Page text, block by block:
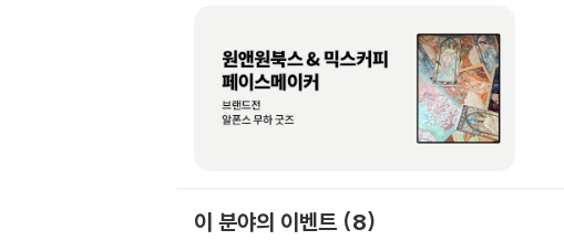
이 분야의 이벤트 8